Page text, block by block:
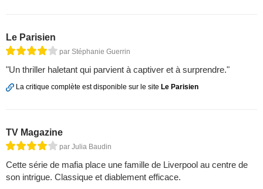
Le Parisien
par Stéphanie Guerrin
"Un thriller haletant qui parvient à captiver et à surprendre."
La critique complète est disponible sur le site Le Parisien
TV Magazine
par Julia Baudin
Cette série de mafia place une famille de Liverpool au centre de
son intrigue. Classique et diablement efficace.